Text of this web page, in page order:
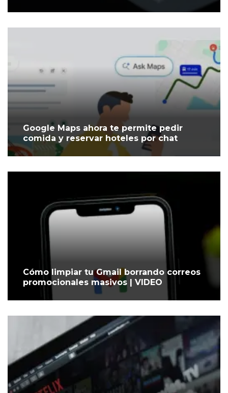
Google Maps ahora te permite pedir
comida y reservar hoteles por chat
Cómo limpiar tu Gmail borrando correos
promocionales masivos | VIDEO